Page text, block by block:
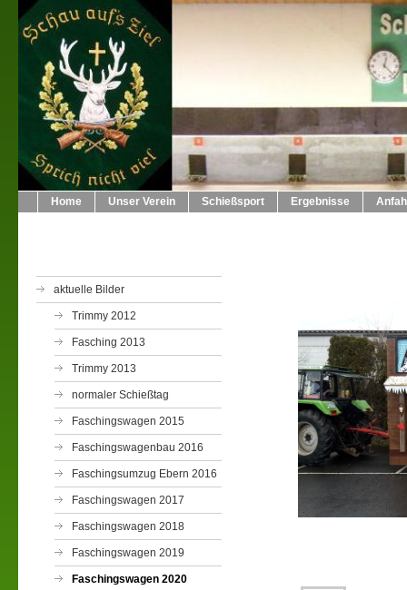
Home Unser Verein Schießsport Ergebnisse
aktuelle Bilder
Trimmy 2012
Fasching 2013
Trimmy 2013
normaler Schießtag
Faschingswagen 2015
Faschingswagenbau 2016
Faschingsumzug Ebern 2016
Faschingswagen 2017
Faschingswagen 2018
Faschingswagen 2019
Faschingswagen 2020